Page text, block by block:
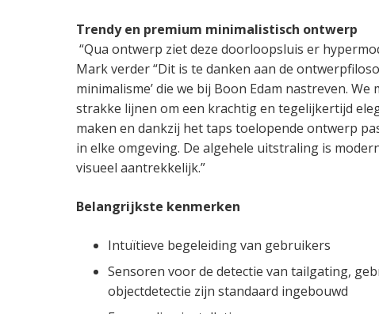
Trendy en premium minimalistisch ontwerp
“Qua ontwerp ziet deze doorloopsluis er
Mark verder “Dit is te danken aan de
minimalisme’ die we bij Boon Edam nastreven.
strakke lijnen om een krachtig en tegelijkertijd
maken en dankzij het taps toelopende ontwerp
in elke omgeving. De algehele uitstraling is
visueel aantrekkelijk.”
Belangrijkste kenmerken
Intuïtieve begeleiding van gebruikers
Sensoren voor de detectie van tailgating,
objectdetectie zijn standaard ingebouwd